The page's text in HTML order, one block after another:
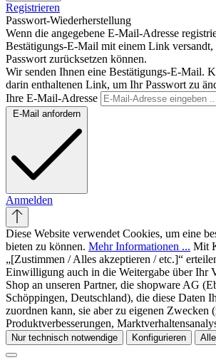
Registrieren
Passwort-Wiederherstellung
Wenn die angegebene E-Mail-Adresse
Bestätigungs-E-Mail mit einem Link
Passwort zurücksetzen können.
Wir senden Ihnen eine Bestätigungs-E-Mail.
darin enthaltenen Link, um Ihr Passwort zu
Ihre E-Mail-Adresse
E-Mail anfordern
Anmelden
Diese Website verwendet Cookies, um eine
bieten zu können. Mehr Informationen ... Mit
„[Zustimmen / Alles akzeptieren / etc.]“
Einwilligung auch in die Weitergabe über Ihr
Shop an unseren Partner, die shopware AG
Schöppingen, Deutschland), die diese Daten
zuordnen kann, sie aber zu eigenen Zwecken
Produktverbesserungen,
Nur technisch notwendige Konfigurieren